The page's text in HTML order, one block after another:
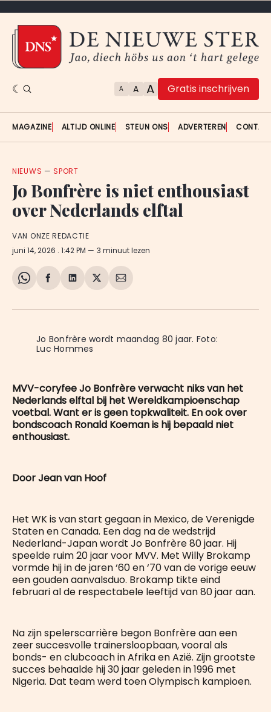
A A A Gratis inschrijven
MAGAZINE ALTIJD ONLINE STEUN ONS ADVERTEREN
NIEUWS —SPORT
Jo Bonfrère is niet enthousiast
over Nederlands elftal
VAN ONZE REDACTIE
juni 14, 2026 . 1:42 PM 3 minuut lezen
Share
WhatsApp
Delen
Facebook
Delen
LinkedIn
Share
X
Deel
E-
Jo Bonfrère wordt maandag 80 jaar. Foto:
Luc Hommes
MVV-coryfee Jo Bonfrère verwacht niks van het
Nederlands elftal bij het Wereldkampioenschap
voetbal. Want er is geen topkwaliteit. En ook over
bondscoach Ronald Koeman is hij bepaald niet
enthousiast.
Door Jean van Hoof
Het WK is van start gegaan in Mexico, de Verenigde
Staten en Canada. Een dag na de wedstrijd
Nederland-Japan wordt Jo Bonfrère 80 jaar. Hij
speelde ruim 20 jaar voor MVV. Met Willy Brokamp
vormde hij in de jaren ‘60 en ‘70 van de vorige eeuw
een gouden aanvalsduo. Brokamp tikte eind
februari al de respectabele leeftijd van 80 jaar aan.
Na zijn spelerscarrière begon Bonfrère aan een
zeer succesvolle trainersloopbaan, vooral als
bonds- en clubcoach in Afrika en Azië. Zijn grootste
succes behaalde hij 30 jaar geleden in 1996 met
Nigeria. Dat team werd toen Olympisch kampioen.